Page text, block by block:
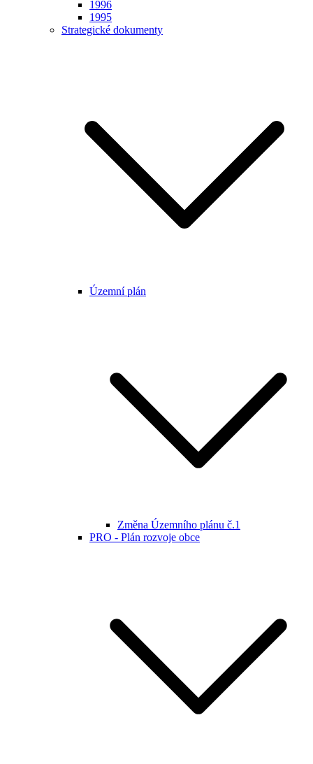
1996
1995
Strategické dokumenty
Územní plán
Změna Územního plánu č.1
PRO - Plán rozvoje obce